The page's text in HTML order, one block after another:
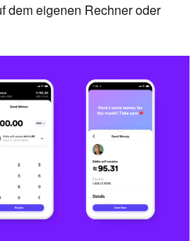
dem eigenen Rechner oder